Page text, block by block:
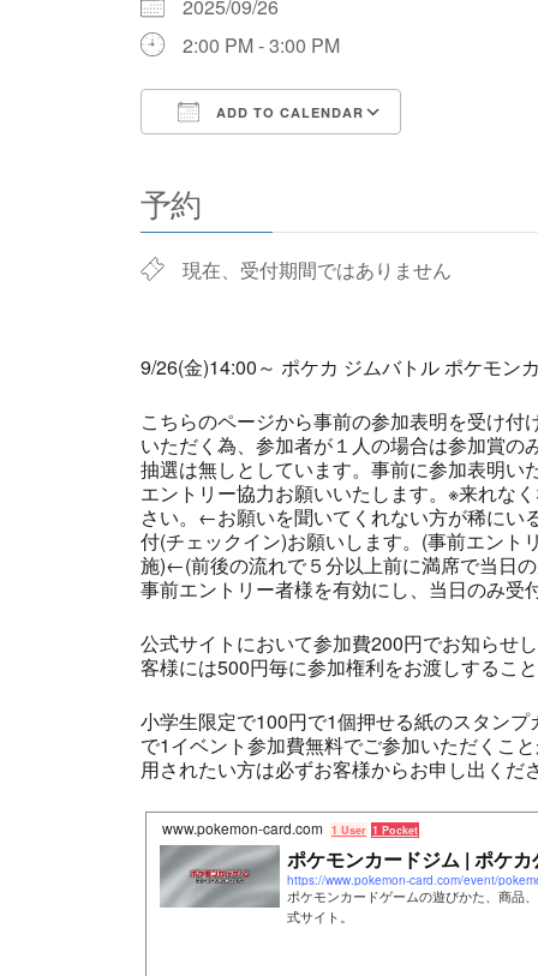
2025/09/26
2:00 PM - 3:00 PM
ADD TO CALENDAR
予約
現在、受付期間ではありません
9/26(金)14:00～ ポケカ ジムバトル ポケモン
こちらのページから事前の参加表明を受け
いただく為、参加者が１人の場合は参加賞
抽選は無しとしています。事前に参加表明
エントリー協力お願いいたします。※来れな
さい。←お願いを聞いてくれない方が稀にい
付(チェックイン)お願いします。(事前エン
施)←(前後の流れで５分以上前に満席で当日
事前エントリー者様を有効にし、当日のみ受
公式サイトにおいて参加費200円でお知らせ
客様には500円毎に参加権利をお渡しするこ
小学生限定で100円で1個押せる紙のスタン
で1イベント参加費無料でご参加いただくこ
用されたい方は必ずお客様からお申し出くだ
www.pokemon-card.com 1 User 1 Pocket
ポケモンカードジム | ポケカ
https://www.pokemon-card.com/event/
ポケモンカードゲームの遊びかた、商品
式サイト。